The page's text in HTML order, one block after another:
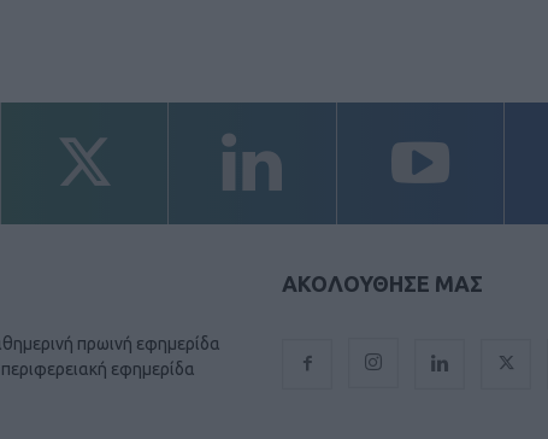
πρωινή εφημερίδα
εφημερίδα
ΑΚΟΛΟΥΘΗΣΕ ΜΑΣ